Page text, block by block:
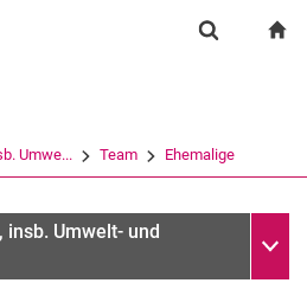
Springe direkt zu: Inhalt
Springe direkt zu: Suche
Springe direkt zu:
(öffnet externen Link in einem
Umwe... Team Ehemalige
Umwelt- und